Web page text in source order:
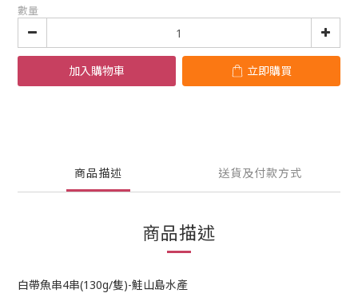
數量
加入購物車 立即購買
商品描述 送貨及付款方式
商品描述
白帶魚串4串(130g/隻)-鮭山島水產